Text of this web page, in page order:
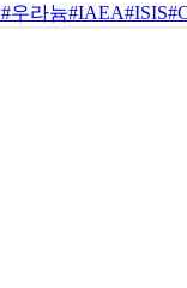
#우라늄#IAEA#ISIS